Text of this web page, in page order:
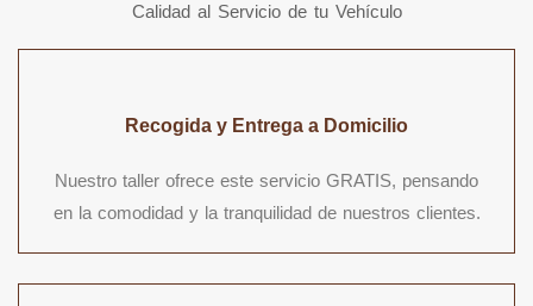
Calidad al Servicio de tu Vehículo
Recogida y Entrega a Domicilio
Nuestro taller ofrece este servicio GRATIS, pensando
en la comodidad y la tranquilidad de nuestros clientes.